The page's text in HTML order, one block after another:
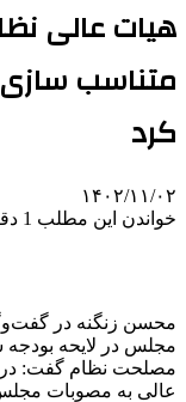
متناسب سازی
کرد
۱۴۰۲/۱۱/۰۲
خواندن این مطلب 1 دقیقه زمان میبرد
محسن زنگنه در
مجلس در لایحه
مصلحت نظام گفت: در
عالی به مصوبات مجلس در